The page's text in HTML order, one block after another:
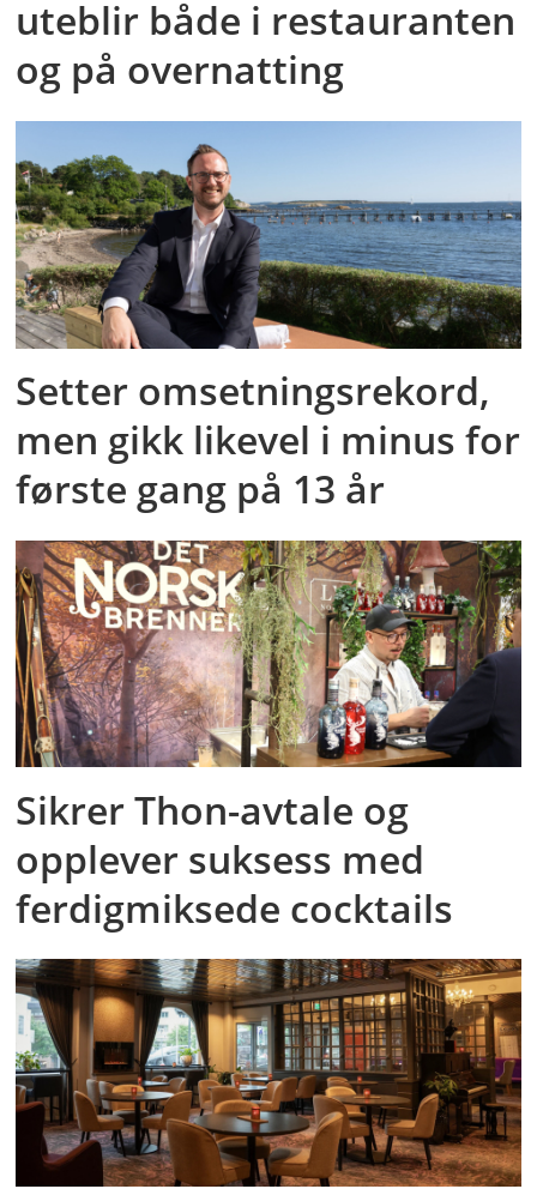
uteblir både i restauranten
og på overnatting
Setter omsetningsrekord,
men gikk likevel i minus for
første gang på 13 år
Sikrer Thon-avtale og
opplever suksess med
ferdigmiksede cocktails